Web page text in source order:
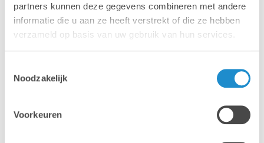
partners kunnen deze gegevens combineren met andere
informatie die u aan ze heeft verstrekt of die ze hebben
verzameld op basis van uw gebruik van hun services.
Noodzakelijk
Voorkeuren
VRAAG EEN WIFI-ANALYSE AAN
Verschillende wifisignalen kunnen je eigen netwerk
verstoren, waardoor de performantie van je netwerk